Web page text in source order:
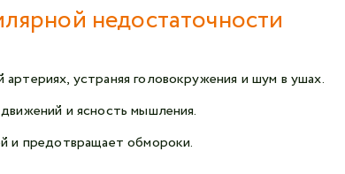
недостаточности
устраняя головокружения и шум в ушах.
и ясность мышления.
и предотвращает обмороки.